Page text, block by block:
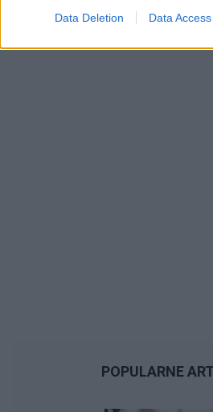
Data Deletion Data Access
POPULARNE